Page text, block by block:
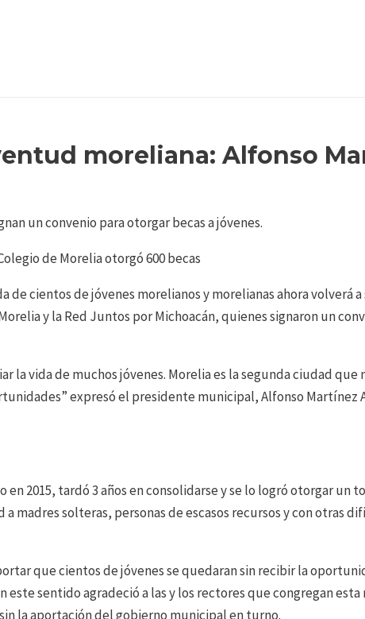
moreliana: Alfonso
un convenio para otorgar becas a jóvenes.
de Morelia otorgó 600 becas
de cientos de jóvenes morelianos y morelianas ahora volverá
y la Red Juntos por Michoacán, quienes signaron un
la vida de muchos jóvenes. Morelia es la segunda ciudad
expresó el presidente municipal, Alfonso Martínez
2015, tardó 3 años en consolidarse y se lo logró otorgar un
solteras, personas de escasos recursos y con otras
que cientos de jóvenes se quedaran sin recibir la
sentido agradeció a las y los rectores que congregan
la aportación del gobierno municipal en turno.